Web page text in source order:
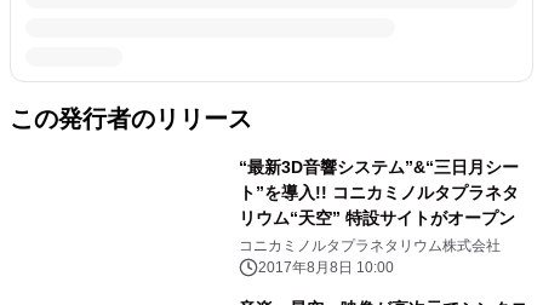
この発行者のリリース
“最新3D音響システム”&“三日月シー
ト”を導入!! コニカミノルタプラネタ
リウム“天空” 特設サイトがオープン
コニカミノルタプラネタリウム株式会社
2017年8月8日 10:00